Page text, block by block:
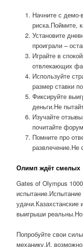
Начните с демо-
риска.Поймите,
Установите
проиграли –
Играйте в
отвлекающих
Используйте
размер ставки
Фиксируйте
деньги.Не
Изучайте
почитайте
Помните про
развлечение.Не
Олимп ждёт смелых
Gates of Olympus
удачи.Казахстанские
выигрыши реальны.Но
Попробуйте свои
механику.И,